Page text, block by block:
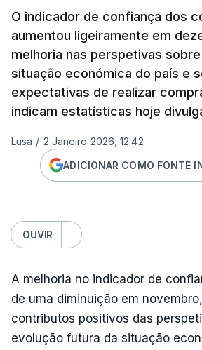
O indicador de confiança dos
aumentou ligeiramente em
melhoria nas perspetivas
situação económica do país e
expectativas de realizar
indicam estatísticas hoje
Lusa / 2 Janeiro 2026, 12:42
ADICIONAR COMO FONTE
OUVIR
A melhoria no indicador de
de uma diminuição em
contributos positivos das
evolução futura da situação